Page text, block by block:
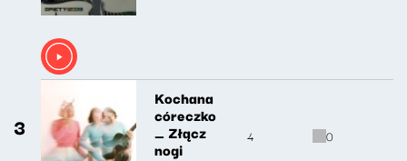
3
Kochana
córeczko
_ Złącz
nogi
4 0